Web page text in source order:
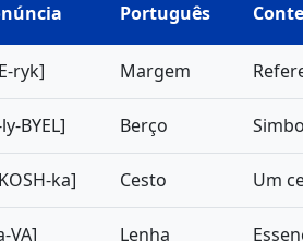
Português
ryk] Margem
BYEL] Berço
ka] Cesto Um
VA] Lenha